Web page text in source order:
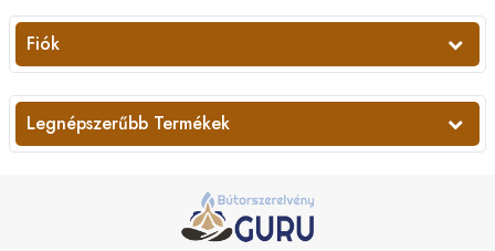
Fiók
Legnépszerűbb Termékek